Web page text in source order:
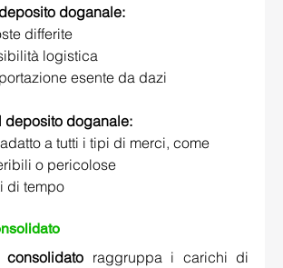
doganale:
differite
logistica
esente da dazi
deposito doganale:
a tutti i tipi di merci, come
o pericolose
di tempo
consolidato raggruppa i carichi di